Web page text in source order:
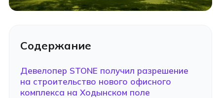
Содержание
Девелопер STONE получил разрешение
на строительство нового офисного
комплекса на Ходынском поле